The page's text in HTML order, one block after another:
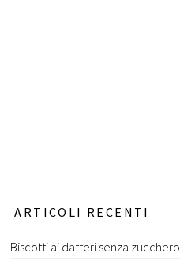
ARTICOLI RECENTI
Biscotti ai datteri senza zucchero